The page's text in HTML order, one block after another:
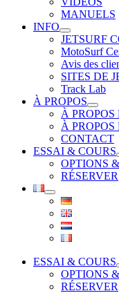
MANUELS
INFO
JETSURF
MotoSurf
Avis des
SITES DE
Track Lab
À PROPOS
À PROPOS
À PROPOS
CONTACT
ESSAI & COURS
OPTIONS
RÉSERVER
ESSAI & COURS
OPTIONS
RÉSERVER